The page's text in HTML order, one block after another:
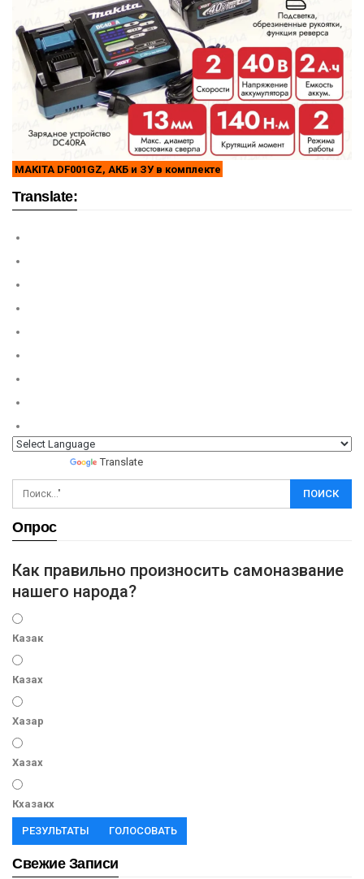
MAKITA DF001GZ, АКБ и ЗУ в комплекте
Translate:
Translate
Опрос
Как правильно произносить самоназвание
нашего народа?
Казак
Казах
Хазар
Хазах
Кхазакх
РЕЗУЛЬТАТЫ ГОЛОСОВАТЬ
Свежие Записи